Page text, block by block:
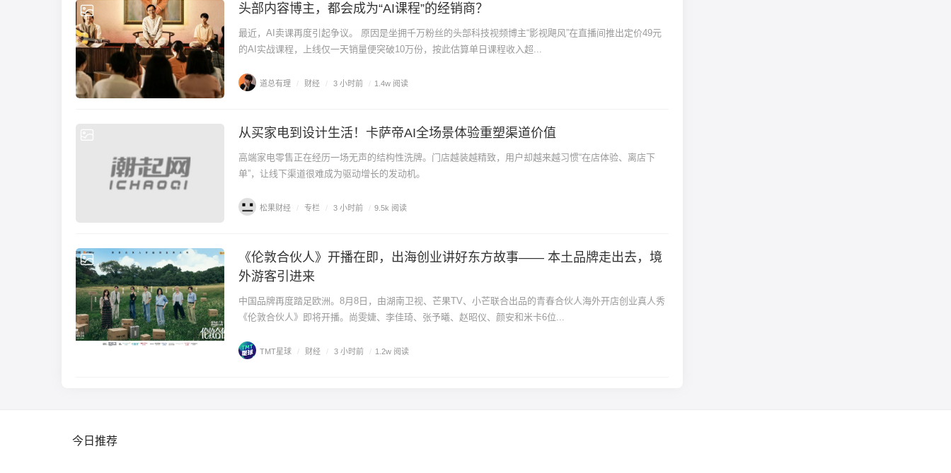
财经
头部内容博主，都会成为“AI课程”的经销商？
最近，AI卖课再度引起争议。 原因是坐拥千万粉丝的头部科技视频博主“影视飓风”在直播间推出定价49元
的AI实战课程，上线仅一天销量便突破10万份，按此估算单日课程收入超...
道总有理 / 财经 / 3 小时前 / 1.4w 阅读
专栏
从买家电到设计生活！卡萨帝AI全场景体验重塑渠道价值
高端家电零售正在经历一场无声的结构性洗牌。门店越装越精致，用户却越来越习惯“在店体验、离店下
单”，让线下渠道很难成为驱动增长的发动机。
松果财经 / 专栏 / 3 小时前 / 9.5k 阅读
财经
《伦敦合伙人》开播在即，出海创业讲好东方故事—— 本土品牌走出去，境
外游客引进来
中国品牌再度踏足欧洲。8月8日，由湖南卫视、芒果TV、小芒联合出品的青春合伙人海外开店创业真人秀
《伦敦合伙人》即将开播。尚雯婕、李佳琦、张予曦、赵昭仪、颜安和米卡6位...
TMT星球 / 财经 / 3 小时前 / 1.2w 阅读
今日推荐